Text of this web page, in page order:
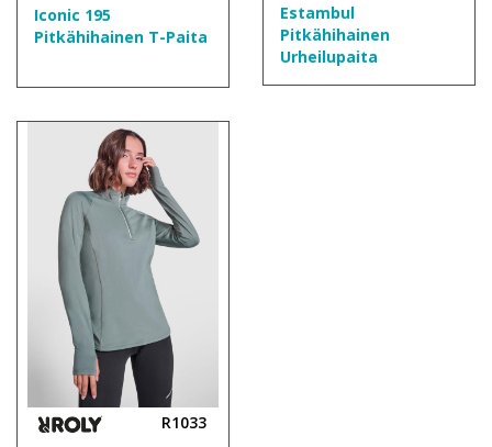
Iconic 195
Pitkähihainen T-Paita
Estambul
Pitkähihainen
Urheilupaita
R1033